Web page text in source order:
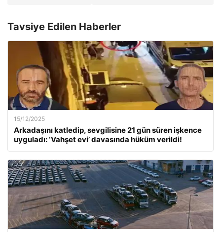
Tavsiye Edilen Haberler
15/12/2025
Arkadaşını katledip, sevgilisine 21 gün süren işkence
uyguladı: ‘Vahşet evi’ davasında hüküm verildi!